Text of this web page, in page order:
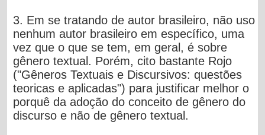
3. Em se tratando de autor brasileiro, não uso
nenhum autor brasileiro em específico, uma
vez que o que se tem, em geral, é sobre
gênero textual. Porém, cito bastante Rojo
("Gêneros Textuais e Discursivos: questões
teoricas e aplicadas") para justificar melhor o
porquê da adoção do conceito de gênero do
discurso e não de gênero textual .